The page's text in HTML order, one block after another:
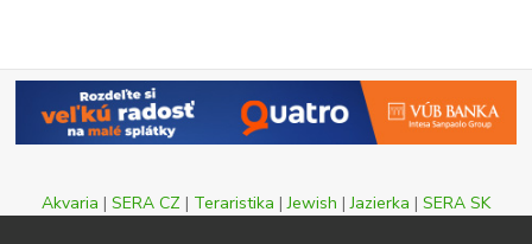
Akvaria | SERA CZ | Teraristika |Jewish |Jazierka | SERA SK